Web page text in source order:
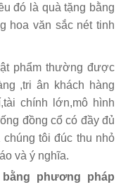
đó là quà tặng bằng
hoa văn sắc nét tinh
phẩm thường được
,tri ân khách hàng
chính lớn,mô hình
đồng cổ có đầy đủ
tôi đúc thu nhỏ
và ý nghĩa.
phương pháp